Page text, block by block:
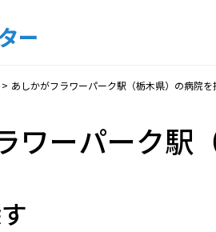
あしかがフラワーパーク駅（栃木県）の病院を
ワーパーク駅